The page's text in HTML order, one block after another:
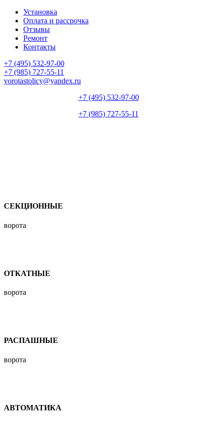
Установка
Оплата и рассрочка
Отзывы
Ремонт
Контакты
+7 (495) 532-97-00
+7 (985) 727-55-11
vorotastolicy@yandex.ru
+7 (495) 532-97-00
+7 (985) 727-55-11
СЕКЦИОННЫЕ
ворота
ОТКАТНЫЕ
ворота
РАСПАШНЫЕ
ворота
АВТОМАТИКА